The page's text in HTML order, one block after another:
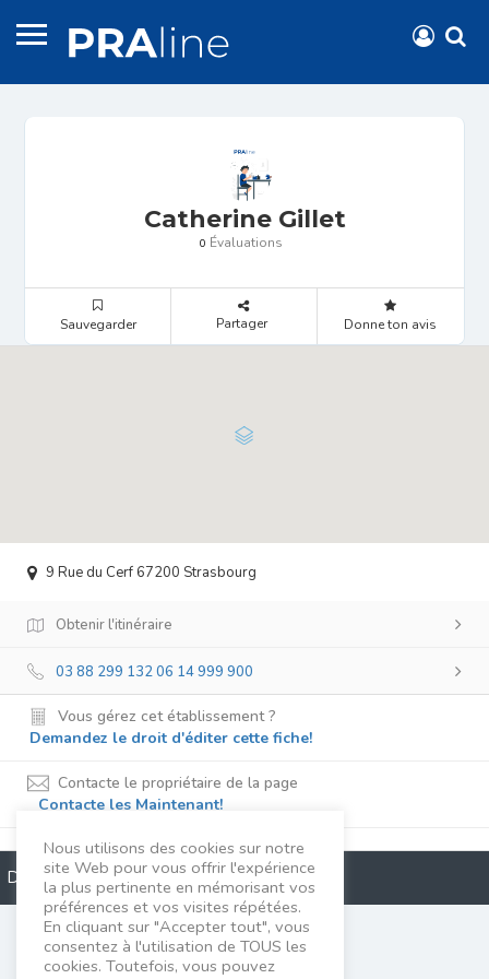
Catherine Gillet
0 Évaluations
Sauvegarder Partager Donne ton avis
9 Rue du Cerf 67200 Strasbourg
Obtenir l'itinéraire
03 88 299 132 06 14 999 900
Vous gérez cet établissement ?
Demandez le droit d'éditer cette fiche!
Contacte le propriétaire de la page
Contacte les Maintenant!
Description
Catherine Gillet
Nous utilisons des cookies sur notre
site Web pour vous offrir l'expérience
la plus pertinente en mémorisant vos
préférences et vos visites répétées.
En cliquant sur "Accepter tout", vous
consentez à l'utilisation de TOUS les
cookies. Toutefois, vous pouvez